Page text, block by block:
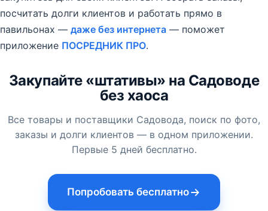
посчитать долги клиентов и работать прямо в
павильонах — даже без интернета — поможет
приложение ПОСРЕДНИК ПРО.
Закупайте «штативы» на Садоводе
без хаоса
Все товары и поставщики Садовода, поиск по фото,
заказы и долги клиентов — в одном приложении.
Первые 5 дней бесплатно.
Попробовать бесплатно